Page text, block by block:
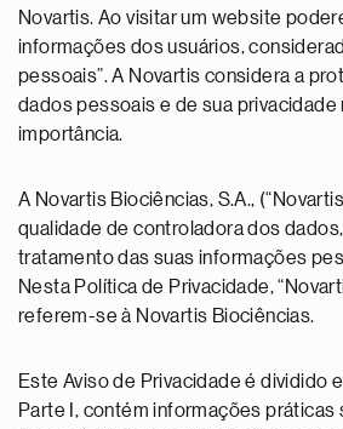
Novartis. Ao visitar um website
informações dos usuários,
pessoais”. A Novartis considera a
dados pessoais e de sua privacidade
importância.
A Novartis Biociências, S.A.,
qualidade de controladora dos
tratamento das suas informações
Nesta Política de Privacidade,
referem-se à Novartis Biociências.
Este Aviso de Privacidade é dividido
Parte I, contém informações práticas